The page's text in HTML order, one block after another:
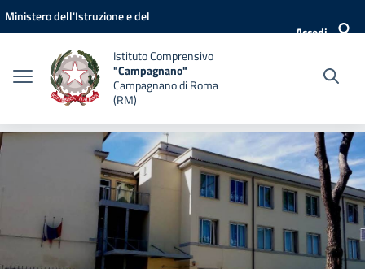
Vai ai contenuti
Vai al menu di navigazione
Vai al footer
Ministero dell'Istruzione e del
Accedi
Istituto Comprensivo
"Campagnano"
Campagnano di Roma
(RM)